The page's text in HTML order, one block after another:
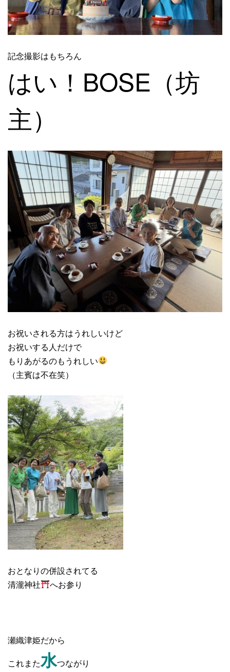
記念撮影はもちろん
はい！BOSE（坊
主）
お祝いされる方はうれしいけど
お祝いする人だけで
もりあがるのもうれしい
（主賓は不在笑）
おとなりの併設されてる
清瀧神社
へお参り
瀬織津姫だから
これまた水つながり